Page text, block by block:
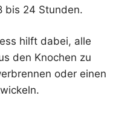
bis 24 Stunden.
hilft dabei, alle
den Knochen zu
oder einen